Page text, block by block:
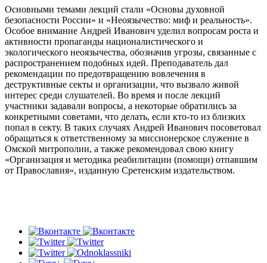
Основными темами лекций стали «Основы духовной
безопасности России» и «Неоязычество: миф и реальность».
Особое внимание Андрей Иванович уделил вопросам роста и
активности пропаганды националистического и
экологического неоязычества, обозначив угрозы, связанные с
распространением подобных идей. Преподаватель дал
рекомендации по предотвращению вовлечения в
деструктивные секты и организации, что вызвало живой
интерес среди слушателей. Во время и после лекций
участники задавали вопросы, а некоторые обратились за
конкретными советами, что делать, если кто-то из близких
попал в секту. В таких случаях Андрей Иванович посоветовал
обращаться к ответственному за миссионерское служение в
Омской митрополии, а также рекомендовал свою книгу
«Организация и методика реабилитации (помощи) отпавшим
от Православия», изданную Сретенским издательством.